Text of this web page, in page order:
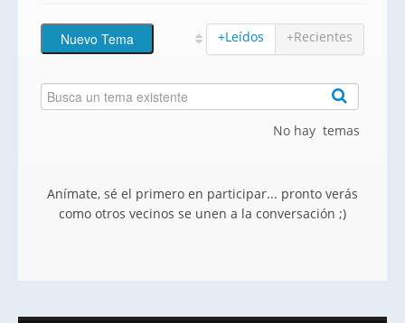
+Leídos +Recientes
No hay temas
Anímate, sé el primero en participar... pronto verás
como otros vecinos se unen a la conversación ;)